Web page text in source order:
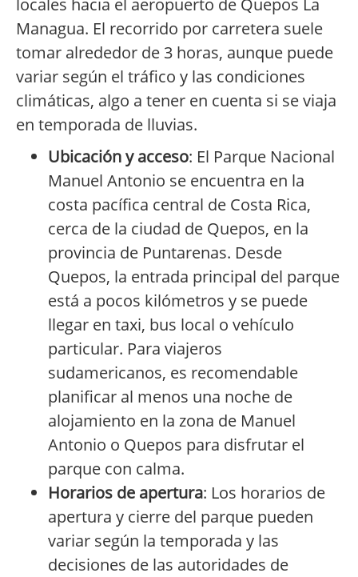
locales hacia el aeropuerto de Quepos La
Managua. El recorrido por carretera suele
tomar alrededor de 3 horas, aunque puede
variar según el tráfico y las condiciones
climáticas, algo a tener en cuenta si se viaja
en temporada de lluvias.
Ubicación y acceso: El Parque Nacional
Manuel Antonio se encuentra en la
costa pacífica central de Costa Rica,
cerca de la ciudad de Quepos, en la
provincia de Puntarenas. Desde
Quepos, la entrada principal del parque
está a pocos kilómetros y se puede
llegar en taxi, bus local o vehículo
particular. Para viajeros
sudamericanos, es recomendable
planificar al menos una noche de
alojamiento en la zona de Manuel
Antonio o Quepos para disfrutar el
parque con calma.
Horarios de apertura: Los horarios de
apertura y cierre del parque pueden
variar según la temporada y las
decisiones de las autoridades de